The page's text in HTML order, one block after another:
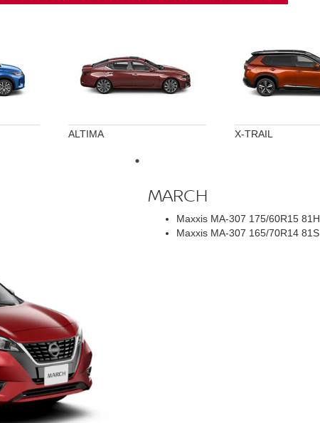
ALTIMA X-TRAIL
MARCH
Maxxis MA-307 175/60R15 81H
Maxxis MA-307 165/70R14 81S